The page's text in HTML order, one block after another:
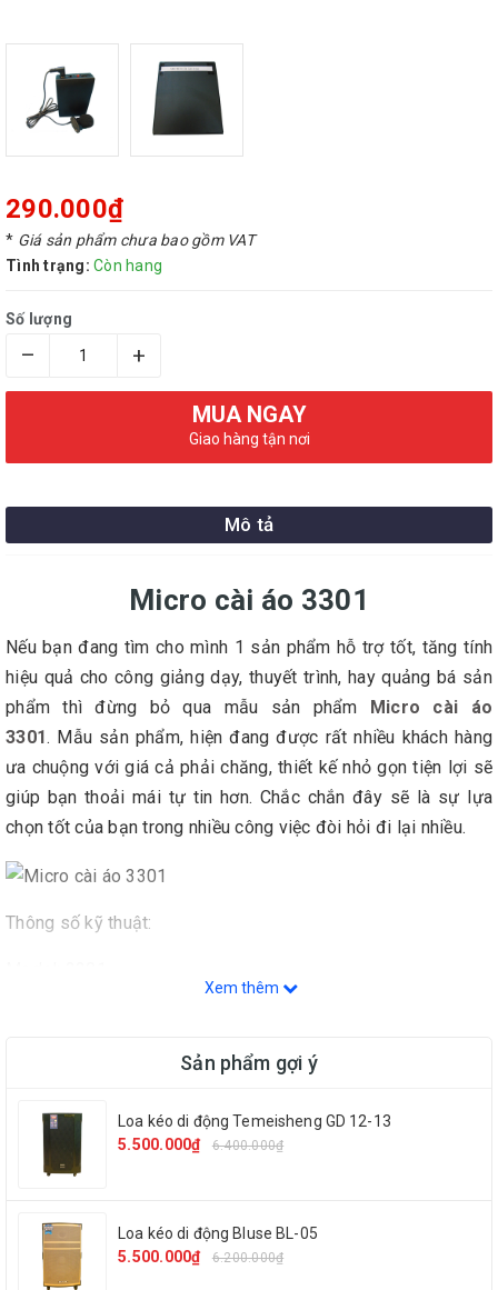
290.000₫
* Giá sản phẩm chưa bao gồm VAT
Tình trạng: Còn hang
Số lượng
– +
MUA NGAY
Giao hàng tận nơi
Mô tả
Micro cài áo 3301
Nếu bạn đang tìm cho mình 1 sản phẩm hỗ trợ tốt, tăng tính
hiệu quả cho công giảng dạy, thuyết trình, hay quảng bá sản
phẩm thì đừng bỏ qua mẫu sản phẩm
Micro cài áo
3301. Mẫu sản phẩm, hiện đang được rất nhiều khách hàng
ưa chuộng với giá cả phải chăng, thiết kế nhỏ gọn tiện lợi sẽ
giúp bạn thoải mái tự tin hơn. Chắc chắn đây sẽ là sự lựa
chọn tốt của bạn trong nhiều công việc đòi hỏi đi lại nhiều.
Thông số kỹ thuật:
Nguồn bộ nhận: pin 9V
Nguồn bộ phát: pin 1.5V
Micro cài áođược thiết kế hướng đến sự tiện dụng nhỏ
gọn không cầu kì rườm rà, giúp đem lại hiệu quả công việc.
Xem thêm
Sản phẩm gợi ý
Loa kéo di động Temeisheng GD 12-13
5.500.000₫
6.400.000₫
Loa kéo di động Bluse BL-05
5.500.000₫
6.200.000₫